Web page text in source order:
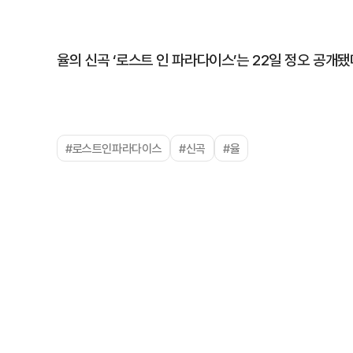
율의 신곡 ‘로스트 인 파라다이스’는 22일 정오 공개
#로스트인파라다이스 #신곡 #율